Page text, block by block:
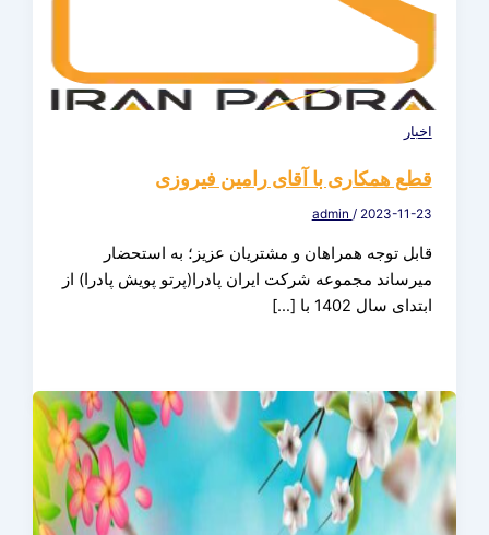
اخبار
قطع همکاری با آقای رامین فیروزی
admin / 2023-11-23
قابل توجه همراهان و مشتریان عزیز؛ به استحضار
میرساند مجموعه شرکت ایران پادرا(پرتو پویش پادرا) از
ابتدای سال 1402 با […]